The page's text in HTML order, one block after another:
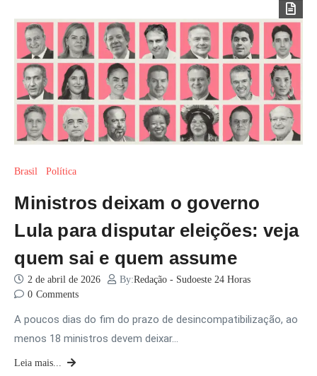
Brasil Política
Ministros deixam o governo
Lula para disputar eleições: veja
quem sai e quem assume
2 de abril de 2026 By:Redação - Sudoeste 24 Horas
0 Comments
A poucos dias do fim do prazo de desincompatibilização, ao
menos 18 ministros devem deixar…
Leia mais...